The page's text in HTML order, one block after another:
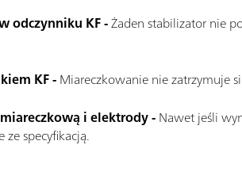
odczynniku KF -Żaden stabilizator nie
KF -Miareczkowanie nie zatrzymuje
i elektrody -Nawet jeśli
specyfikacją.